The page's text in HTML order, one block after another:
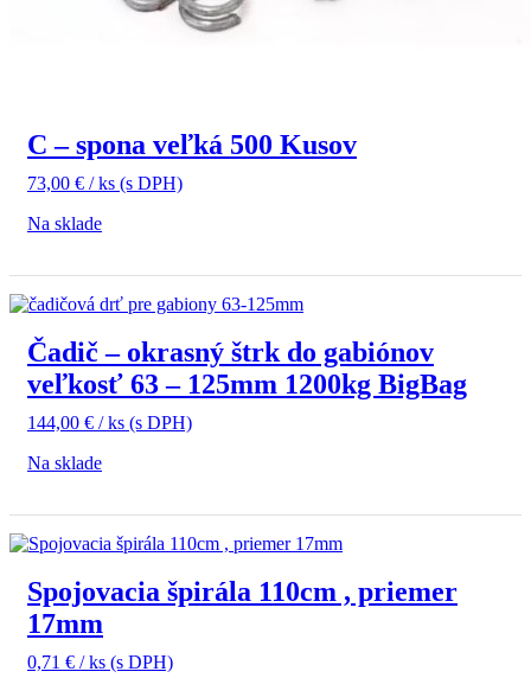
C – spona veľká 500 Kusov
73,00 € / ks (s DPH)
Na sklade
Čadič – okrasný štrk do gabiónov
veľkosť 63 – 125mm 1200kg BigBag
144,00 € / ks (s DPH)
Na sklade
Spojovacia špirála 110cm , priemer
17mm
0,71 € / ks (s DPH)